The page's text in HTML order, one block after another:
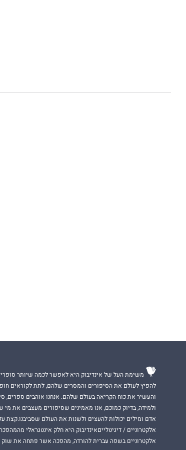
משימת העל של אינדיבוק היא לאפשר לכמה שיותר
להפיץ לעולם את הסיפורים והמסרים שלהם, לתת לקוראים
והעשיר את כוח הקריאה בעולם שלהם. אנחנו אוהבים ספרים,
ולמידה, בדיוק כמוכם, אנו מאמינים שסיפורים מעצבים את מי
אדם ומילים יכולות להעצים ולשנות את העולם שסביבנו.קצת
אלקטרוניים / דיגיטלייםאינדיבוק היא חלק אינטגראלי
אלקטרוניים בשפה עברית להורדה, מהפכה אשר פתחה את שוק